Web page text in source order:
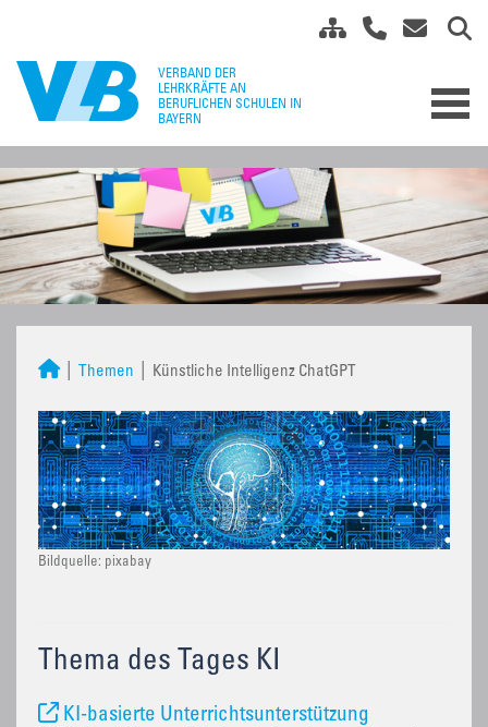
Themen Künstliche Intelligenz ChatGPT
Bildquelle: pixabay
Thema des Tages KI
KI-basierte Unterrichtsunterstützung